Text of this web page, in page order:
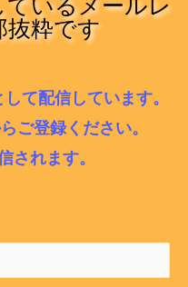
ているメールレ
抜粋です
て配信しています。
ご登録ください。
されます。